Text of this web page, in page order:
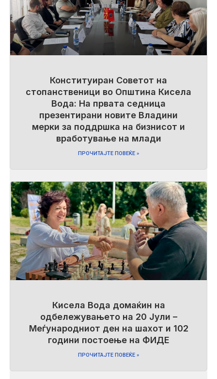
Конституиран Советот на
стопанственици во Општина Кисела
Вода: На првата седница
презентирани новите Владини
мерки за поддршка на бизнисот и
вработување на млади
ПРОЧИТАЈТЕ ПОВЕЌЕ »
Кисела Вода домаќин на
одбележувањето на 20 Јули –
Меѓународниот ден на шахот и 102
години постоење на ФИДЕ
ПРОЧИТАЈТЕ ПОВЕЌЕ »